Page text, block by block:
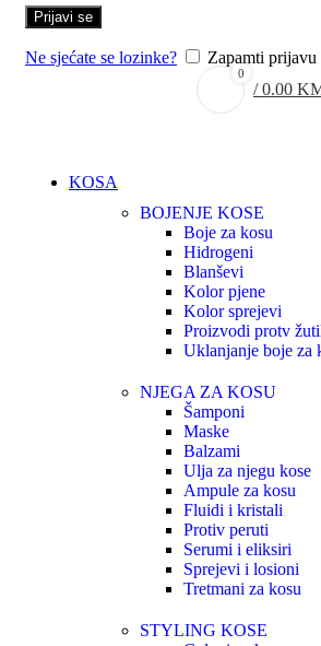
Prijavi se
Ne sjećate se lozinke? Zapamti prijavu
0
/ 0.00
KOSA
BOJENJE KOSE
Boje za kosu
Hidrogeni
Blanševi
Kolor pjene
Kolor sprejevi
Proizvodi protv
Uklanjanje boje za
NJEGA ZA KOSU
Šamponi
Maske
Balzami
Ulja za njegu kose
Ampule za kosu
Fluidi i kristali
Protiv peruti
Serumi i eliksiri
Sprejevi i losioni
Tretmani za kosu
STYLING KOSE